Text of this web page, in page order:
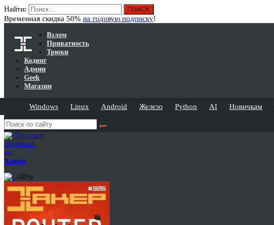
Найти:
Временная скидка 50% на годовую подписку!
Взлом
Приватность
Трюки
Кодинг
Админ
Geek
Магазин
Windows Linux Android Железо Python AI Новичкам
Годовая
подписка
на
Хакер
-50%